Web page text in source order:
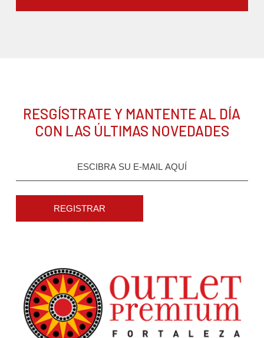
RESGÍSTRATE Y MANTENTE AL DÍA
CON LAS ÚLTIMAS NOVEDADES
REGISTRAR